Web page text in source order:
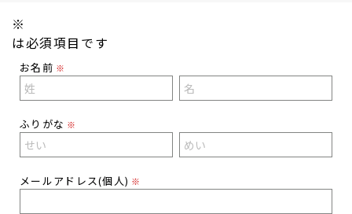
※
は必須項目です
お名前 ※
ふりがな ※
メールアドレス(個人) ※